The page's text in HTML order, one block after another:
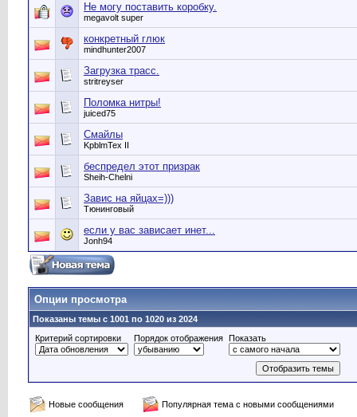
Не могу поставить коробку.
megavolt super
конкретный глюк
mindhunter2007
Загрузка трасс.
stritreyser
Поломка нитры!
juiced75
Смайлы
KpblmTex II
беспредел этот призрак
Sheih-Chelni
Завис на яйцах=)))
Тюнинговый
если у вас зависает инет...
Jonh94
Опции просмотра
Показаны темы с 1001 по 1020 из 2024
Критерий сортировки
Порядок отображения Показать
Новые сообщения
Популярная тема с новыми сообщениями